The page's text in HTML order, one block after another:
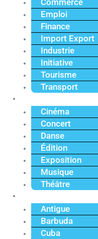
Commerce
Emploi
Finance
Import Export
Industrie
Initiative
Tourisme
Transport
Cinéma
Concert
Danse
Édition
Exposition
Musique
Théâtre
Antigue
Barbuda
Cuba